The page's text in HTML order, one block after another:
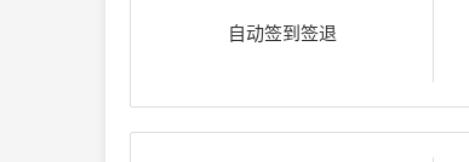
自动签到签退